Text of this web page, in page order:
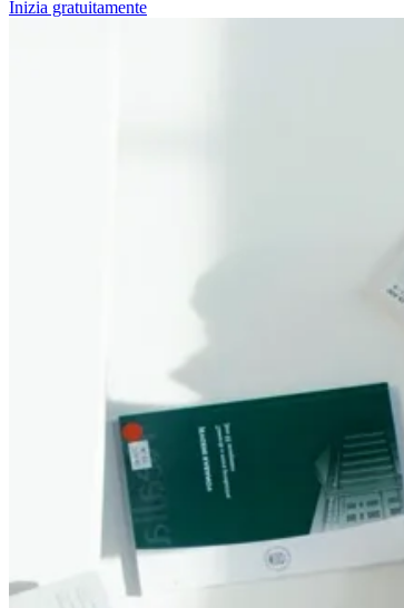
Inizia gratuitamente